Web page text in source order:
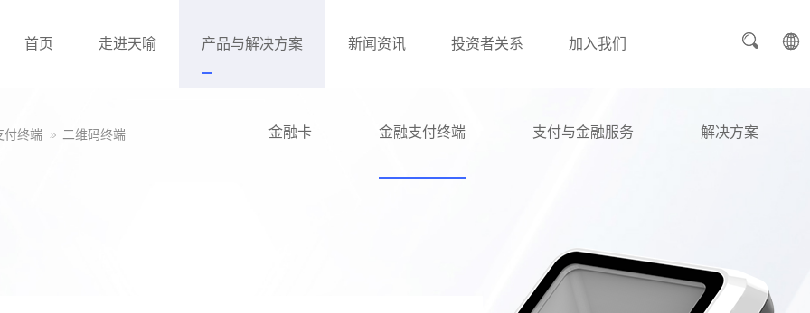
首页 走进天喻 产品与解决方案 新闻资讯 投资者关系 加入我们
付终端 二维码终端 金融卡 金融支付终端 支付与金融服务 解决方案